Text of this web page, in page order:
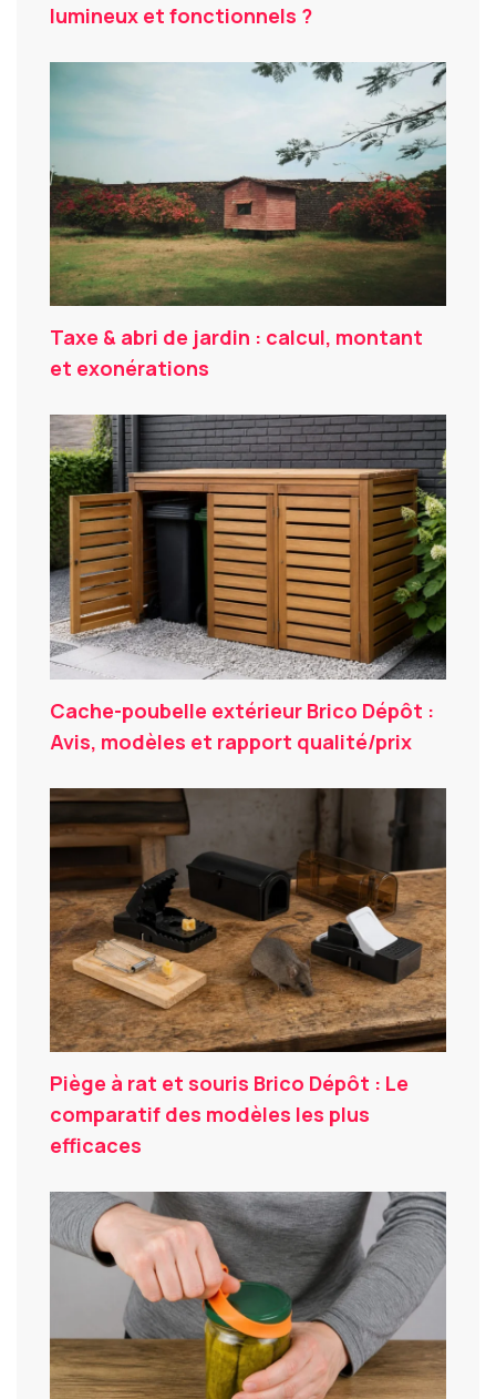
lumineux et fonctionnels ?
Taxe & abri de jardin : calcul, montant
et exonérations
Cache-poubelle extérieur Brico Dépôt :
Avis, modèles et rapport qualité/prix
Piège à rat et souris Brico Dépôt : Le
comparatif des modèles les plus
efficaces